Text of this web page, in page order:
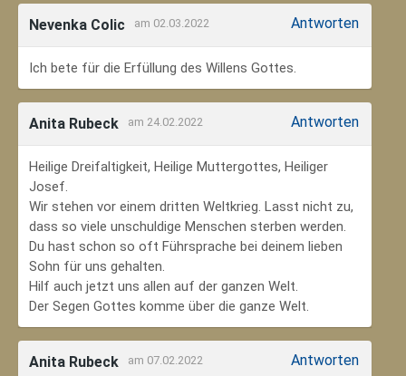
Nevenka Colic am 02.03.2022 Antworten
Ich bete für die Erfüllung des Willens Gottes.
Anita Rubeck am 24.02.2022 Antworten
Heilige Dreifaltigkeit, Heilige Muttergottes, Heiliger
Josef.
Wir stehen vor einem dritten Weltkrieg. Lasst nicht zu,
dass so viele unschuldige Menschen sterben werden.
Du hast schon so oft Führsprache bei deinem lieben
Sohn für uns gehalten.
Hilf auch jetzt uns allen auf der ganzen Welt.
Der Segen Gottes komme über die ganze Welt.
Anita Rubeck am 07.02.2022 Antworten